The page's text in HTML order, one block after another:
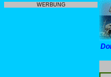
WERBUNG